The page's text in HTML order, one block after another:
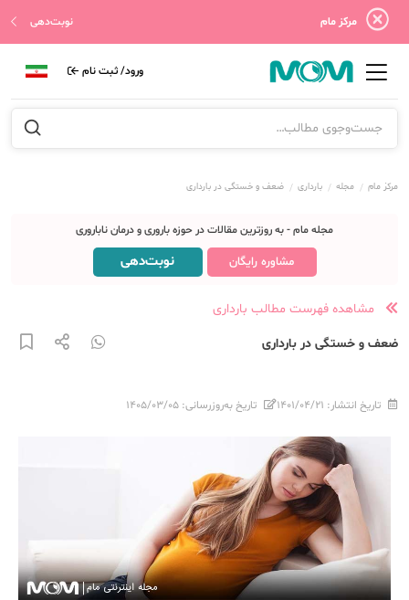
مرکز مام نوبت‌دهی
ورود/ ثبت نام
مرکز مام مجله بارداری ضعف و خستگی در بارداری
مجله مام - به روزترین مقالات در حوزه باروری و درمان ناباروری
مشاوره رایگان نوبت‌دهی
مشاهده فهرست مطالب بارداری
ضعف و خستگی در بارداری
تاریخ انتشار: ۱۴۰۱/۰۴/۲۱ تاریخ به‌روزرسانی: ۱۴۰۵/۰۳/۰۵